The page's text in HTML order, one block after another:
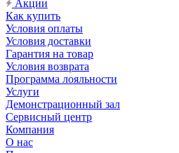
Акции
Как купить
Условия оплаты
Условия доставки
Гарантия на товар
Условия возврата
Программа лояльности
Услуги
Демонстрационный зал
Сервисный центр
Компания
О нас